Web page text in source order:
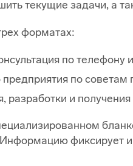
текущие задачи, а
форматах:
по
по советам
и